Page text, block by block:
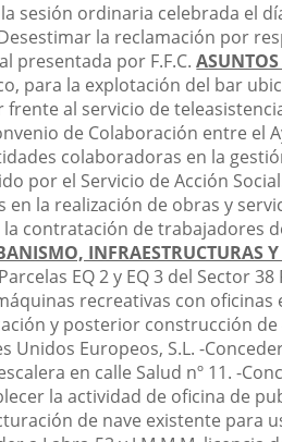
sesión ordinaria celebrada el
la reclamación por
presentada por F.F.C.
para la explotación del bar
al servicio de
de Colaboración entre el
colaboradoras en la
por el Servicio de Acción
la realización de obras y
contratación de trabajadores
INFRAESTRUCTURAS
EQ 2 y EQ 3 del Sector
recreativas con oficinas
y posterior construcción
Unidos Europeos, S.L.-
en calle Salud nº 11.-
la actividad de oficina de
de nave existente para